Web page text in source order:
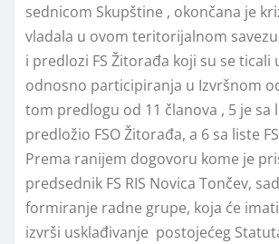
sednicom Skupštine , okončana je
vladala u ovom teritorijalnom
i predlozi FS Žitorađa koji su se ticali
odnosno participiranja u Izvršnom
tom predlogu od 11 članova , 5 je sa
predložio FSO Žitorađa, a 6 sa liste
Prema ranijem dogovoru kome je
predsednik FS RIS Novica Tončev,
formiranje radne grupe, koja će
izvrši usklađivanje postojećeg